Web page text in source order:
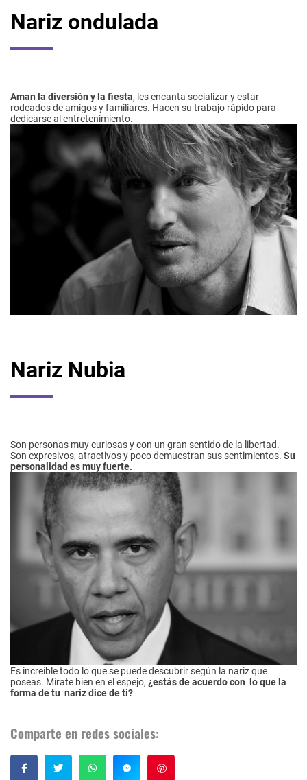
Nariz ondulada
Aman la diversión y la fiesta, les encanta socializar y estar
rodeados de amigos y familiares. Hacen su trabajo rápido para
dedicarse al entretenimiento.
Nariz Nubia
Son personas muy curiosas y con un gran sentido de la libertad.
Son expresivos, atractivos y poco demuestran sus sentimientos. Su
personalidad es muy fuerte.
Es increíble todo lo que se puede descubrir según la nariz que
poseas. Mírate bien en el espejo, ¿estás de acuerdo con lo que la
forma de tu nariz dice de ti?
Comparte en redes sociales: